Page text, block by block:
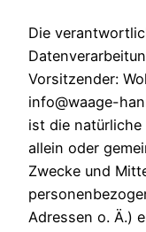
Die
Vorsitzender:
info@waage-
ist die
allein oder
Zwecke und
Adressen o. Ä.)